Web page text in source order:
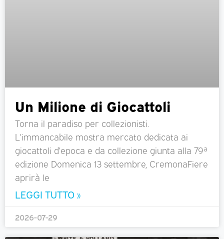
Un Milione di Giocattoli
Torna il paradiso per collezionisti.
L’immancabile mostra mercato dedicata ai
giocattoli d’epoca e da collezione giunta alla 79ª
edizione Domenica 13 settembre, CremonaFiere
aprirà le
LEGGI TUTTO »
2026-07-29